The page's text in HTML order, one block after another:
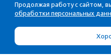
Продолжая работу с сайтом,
обработки персональных